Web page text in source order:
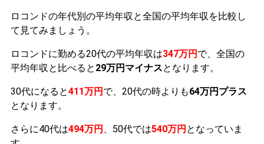
ロコンドの年代別の平均年収と全国の平均年収を比較し
て見てみましょう。
ロコンドに勤める20代の平均年収は347万円 で、全国の
平均年収と比べると 29万円マイナスとなります。
30代になると411万円 で、20代の時よりも64万円プラス
となります。
さらに40代は494万円 、50代では540万円 となっていま